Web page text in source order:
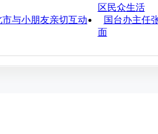
区民众生活
与小朋友亲切互动
国台办主任
面